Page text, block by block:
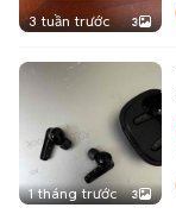
3 tuần trước 3
1 tháng trước 3